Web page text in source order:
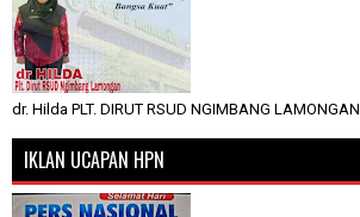
dr. Hilda PLT. DIRUT RSUD NGIMBANG LAMONGAN
IKLAN UCAPAN HPN